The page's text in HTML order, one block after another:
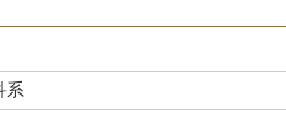
系